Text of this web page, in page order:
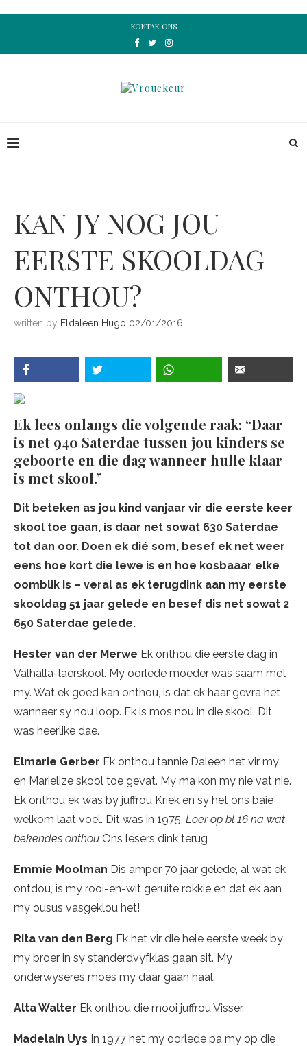
KONTAK ONS
KAN JY NOG JOU
EERSTE SKOOLDAG
ONTHOU?
written by Eldaleen Hugo 02/01/2016
Ek lees onlangs die volgende raak: “Daar
is net 940 Saterdae tussen jou kinders se
geboorte en die dag wanneer hulle klaar
is met skool.”
Dit beteken as jou kind vanjaar vir die eerste keer
skool toe gaan, is daar net sowat 630 Saterdae
tot dan oor. Doen ek dié som, besef ek net weer
eens hoe kort die lewe is en hoe kosbaaar elke
oomblik is – veral as ek terugdink aan my eerste
skooldag 51 jaar gelede en besef dis net sowat 2
650 Saterdae gelede.
Hester van der Merwe Ek onthou die eerste dag in
Valhalla-laerskool. My oorlede moeder was saam met
my. Wat ek goed kan onthou, is dat ek haar gevra het
wanneer sy nou loop. Ek is mos nou in die skool. Dit
was heerlike dae.
Elmarie Gerber Ek onthou tannie Daleen het vir my
en Marielize skool toe gevat. My ma kon my nie vat nie.
Ek onthou ek was by juffrou Kriek en sy het ons baie
welkom laat voel. Dit was in 1975. Loer op bl 16 na wat
bekendes onthou Ons lesers dink terug
Emmie Moolman Dis amper 70 jaar gelede, al wat ek
ontdou, is my rooi-en-wit geruite rokkie en dat ek aan
my ousus vasgeklou het!
Rita van den Berg Ek het vir die hele eerste week by
my broer in sy standerdvyfklas gaan sit. My
onderwyseres moes my daar gaan haal.
Alta Walter Ek onthou die mooi juffrou Visser.
Madelain Uys In 1977 het my oorlede pa my op die